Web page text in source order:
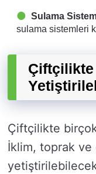
Sulama
sulama sistemleri
Çiftçilikte
İklim, toprak ve